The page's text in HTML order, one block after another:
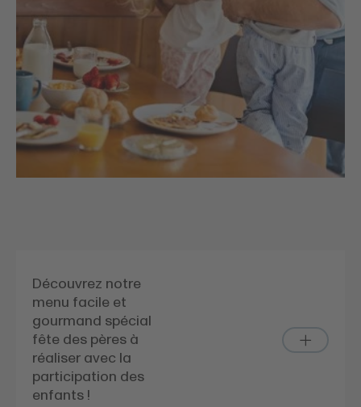
Découvrez notre
menu facile et
gourmand spécial
fête des pères à
réaliser avec la
participation des
enfants !